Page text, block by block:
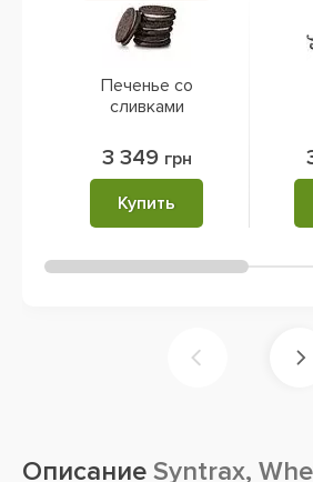
Печенье со
сливками
3 349 грн
Купить
Описание Syntrax,